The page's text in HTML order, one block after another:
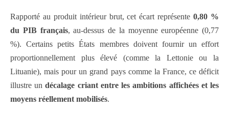
Rapporté au produit intérieur brut, cet écart représente0,80 %
du PIB français, au-dessus de la moyenne européenne (0,77
%). Certains petits États membres doivent fournir un effort
proportionnellement plus élevé (comme la Lettonie ou la
Lituanie), mais pour un grand pays comme la France, ce déficit
illustre undécalage criant entre les ambitions affichées et les
moyens réellement mobilisés.